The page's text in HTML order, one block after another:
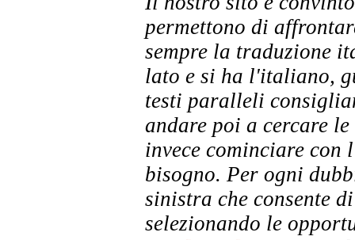
permettono di
sempre la traduzione
lato e si ha l'italiano,
testi paralleli
andare poi a cercare
invece cominciare
bisogno. Per ogni
sinistra che consente
selezionando le